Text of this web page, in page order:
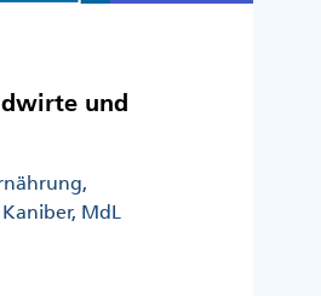
und
MdL